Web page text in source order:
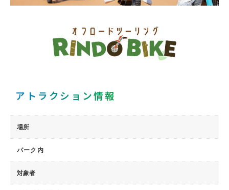
アトラクション情報
場所
パーク内
対象者